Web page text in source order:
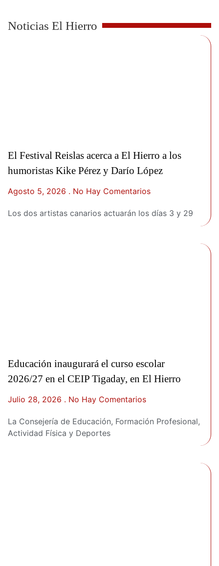
Noticias El Hierro
El Festival Reislas acerca a El Hierro a los
humoristas Kike Pérez y Darío López
Agosto 5, 2026 No Hay Comentarios
Los dos artistas canarios actuarán los días 3 y 29
Educación inaugurará el curso escolar
2026/27 en el CEIP Tigaday, en El Hierro
Julio 28, 2026 No Hay Comentarios
La Consejería de Educación, Formación Profesional,
Actividad Física y Deportes